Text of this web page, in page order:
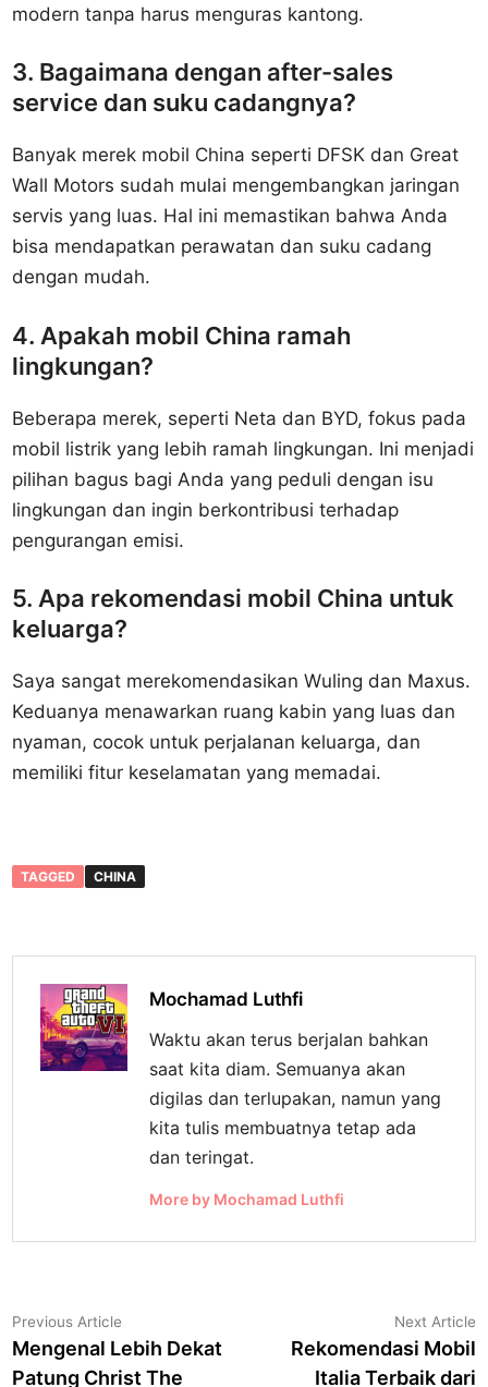
modern tanpa harus menguras kantong.
3. Bagaimana dengan after-sales
service dan suku cadangnya?
Banyak merek mobil China seperti DFSK dan Great
Wall Motors sudah mulai mengembangkan jaringan
servis yang luas. Hal ini memastikan bahwa Anda
bisa mendapatkan perawatan dan suku cadang
dengan mudah.
4. Apakah mobil China ramah
lingkungan?
Beberapa merek, seperti Neta dan BYD, fokus pada
mobil listrik yang lebih ramah lingkungan. Ini menjadi
pilihan bagus bagi Anda yang peduli dengan isu
lingkungan dan ingin berkontribusi terhadap
pengurangan emisi.
5. Apa rekomendasi mobil China untuk
keluarga?
Saya sangat merekomendasikan Wuling dan Maxus.
Keduanya menawarkan ruang kabin yang luas dan
nyaman, cocok untuk perjalanan keluarga, dan
memiliki fitur keselamatan yang memadai.
TAGGED CHINA
Mochamad Luthfi
Waktu akan terus berjalan bahkan
saat kita diam. Semuanya akan
digilas dan terlupakan, namun yang
kita tulis membuatnya tetap ada
dan teringat.
More by Mochamad Luthfi
Navigasi
pos
Previous Article
article:
Mengenal Lebih Dekat
Patung Christ The
Next Article
Rekomendasi Mobil
Italia Terbaik dari